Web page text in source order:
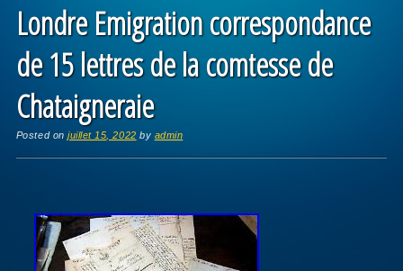
Londre Emigration correspondance
de 15 lettres de la comtesse de
Chataigneraie
Posted onjuillet 15, 2022 by admin